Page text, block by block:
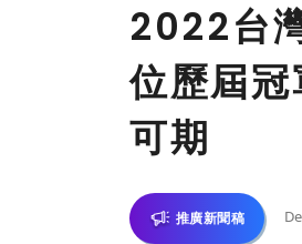
2022台
位歷屆
可期
推廣新聞稿